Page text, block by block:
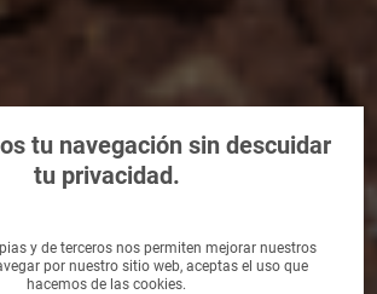
Residencial en Ávila
tu navegación sin descuidar
tu privacidad.
y de terceros nos permiten mejorar nuestros
por nuestro sitio web, aceptas el uso que
hacemos de las cookies.